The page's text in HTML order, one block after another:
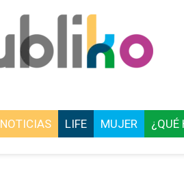
NOTICIAS LIFE MUJER ¿QUÉ